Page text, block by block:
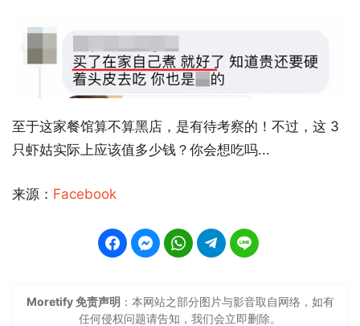
至于这家餐馆算不算黑店，是有待考察的！不过，这 3
只虾姑实际上应该值多少钱？你会想吃吗...
来源： Facebook
Moretify 免责声明 ：本网站之部分图片与影音取自网络，如有
任何侵权问题请告知，我们会立即删除。